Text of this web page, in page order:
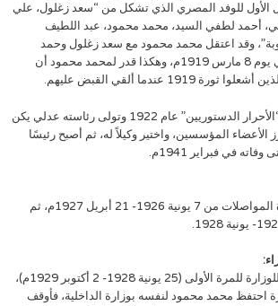
الأول للوفد المصري الذي تشكل من “سعد زغلول، علي
أحمد لطفي السيد، محمد محمود، عبد اللطيف
وقد اعتقل محمد محمود مع سعد زغلول وحمد
الباسل وإسماعيل صدقي يوم 8 مارس 1919م، وهكذا قدر لمحمد محمود أن
عندما ألقي القبض عليهم.
وعندما تم تشكيل حزب “الأحرار الدستوريين” عام 1922 وتولى رئاسته عدلي يكن
المؤسسين، واختير وكيلاً له، ثم أصبح رئيسًا
تولى محمد محمود وزارة المواصلات من 7 يونية 1926- 21 أبريل 1927م، ثم
جاء محمد محمود رئيسًا للوزارة للمرة الأولى (25 يونية 1928- 2 أكتوبر 1929م)،
احتفظ محمد محمود لنفسه بوزارة الداخلية، فأوقف